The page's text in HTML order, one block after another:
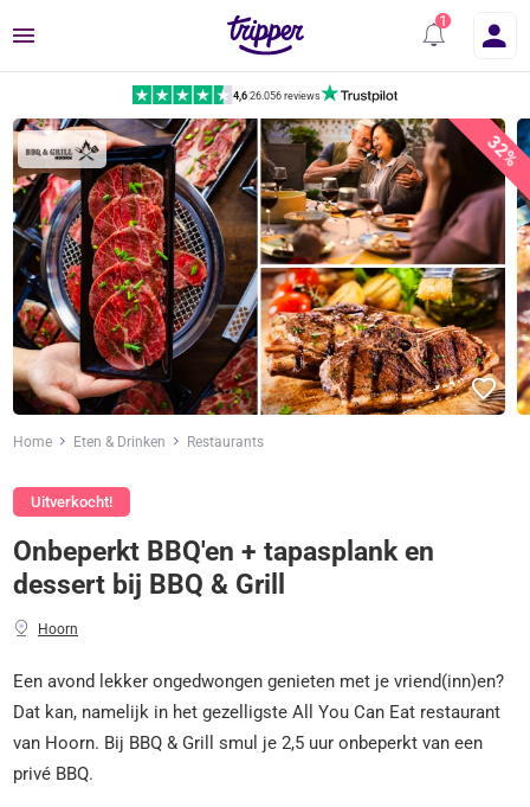
Menu
4,6|26.056 reviews
32%
Home Eten & Drinken Restaurants
Uitverkocht!
Onbeperkt BBQ'en + tapasplank en
dessert bij BBQ & Grill
Hoorn
Een avond lekker ongedwongen genieten met je vriend(inn)en?
Dat kan, namelijk in het gezelligste All You Can Eat restaurant
van Hoorn. Bij BBQ & Grill smul je 2,5 uur onbeperkt van een
privé BBQ.